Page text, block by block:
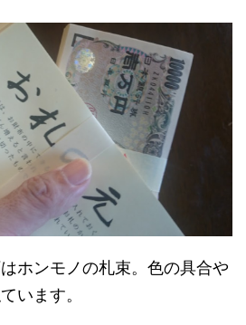
ホンモノの札束。色の具合や
います。